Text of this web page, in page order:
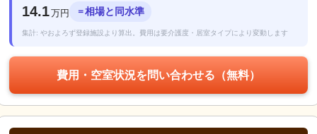
14.1万円 ＝相場と同水準
集計: やおよろず登録施設より算出。費用は要介護度・居室タイプにより変動します
費用・空室状況を問い合わせる（無料）